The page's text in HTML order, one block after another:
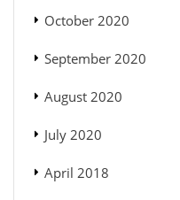
October 2020
September 2020
August 2020
July 2020
April 2018